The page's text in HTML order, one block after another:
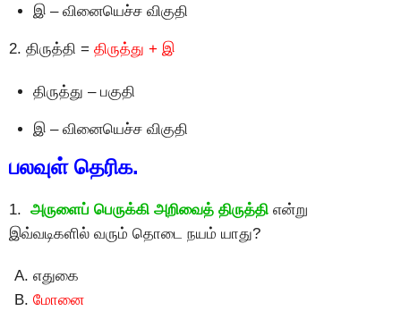
இ – வினையெச்ச விகுதி
2. திருத்தி = திருத்து + இ
திருத்து – பகுதி
இ – வினையெச்ச விகுதி
பலவுள் தெரிக.
1. அருளைப் பெருக்கி அறிவைத் திருத்தி என்று
இவ்வடிகளில் வரும் தொடை நயம் யாது?
எதுகை
மோனை